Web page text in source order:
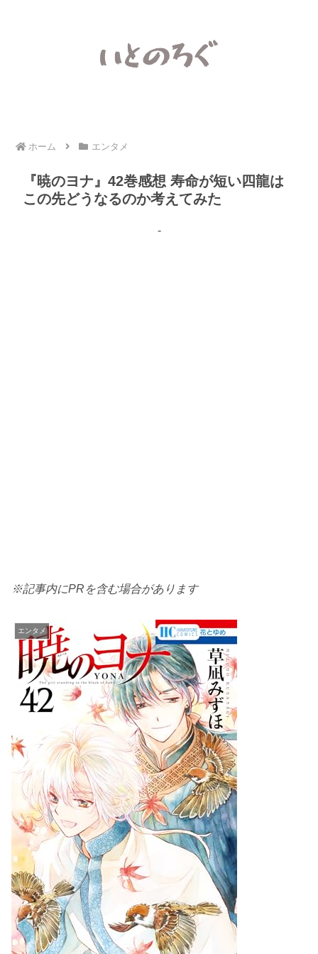
ホーム エンタメ
『暁のヨナ』42巻感想 寿命が短い四龍は
この先どうなるのか考えてみた
-
※記事内にPRを含む場合があります
エンタメ